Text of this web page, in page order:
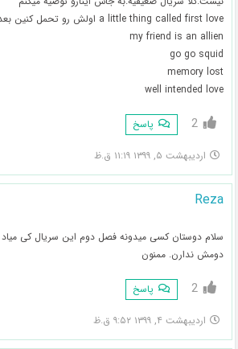
a little thing called first love اولش رو تحمل کنین بعدش خوبه
my friend is an allien
go go squid
memory lost
well intended love
2 پاسخ
اردیبهشت ۵, ۱۳۹۹ ۱۱:۱۹ ق.ظ
Reza
سلام دوستان کسی میدونه فصل دوم این سریال کی میاد
دومش ندارن. ممنون
2 پاسخ
اردیبهشت ۴, ۱۳۹۹ ۹:۵۲ ق.ظ